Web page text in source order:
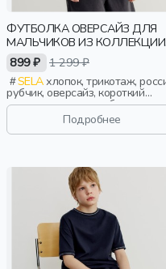
ФУТБОЛКА ОВЕРСАЙЗ ДЛЯ
МАЛЬЧИКОВ ИЗ КОЛЛЕКЦИИ
ART PEOPLE С ANGRY
BROTHERS 11
899 ₽ 1 299 ₽
SELAхлопок, трикотаж, россия,
рубчик, оверсайз, короткий
рукав, короткие, свободные,
принт, вырез, круглый вырез,
винтаж, мальчики, дети
Подробнее